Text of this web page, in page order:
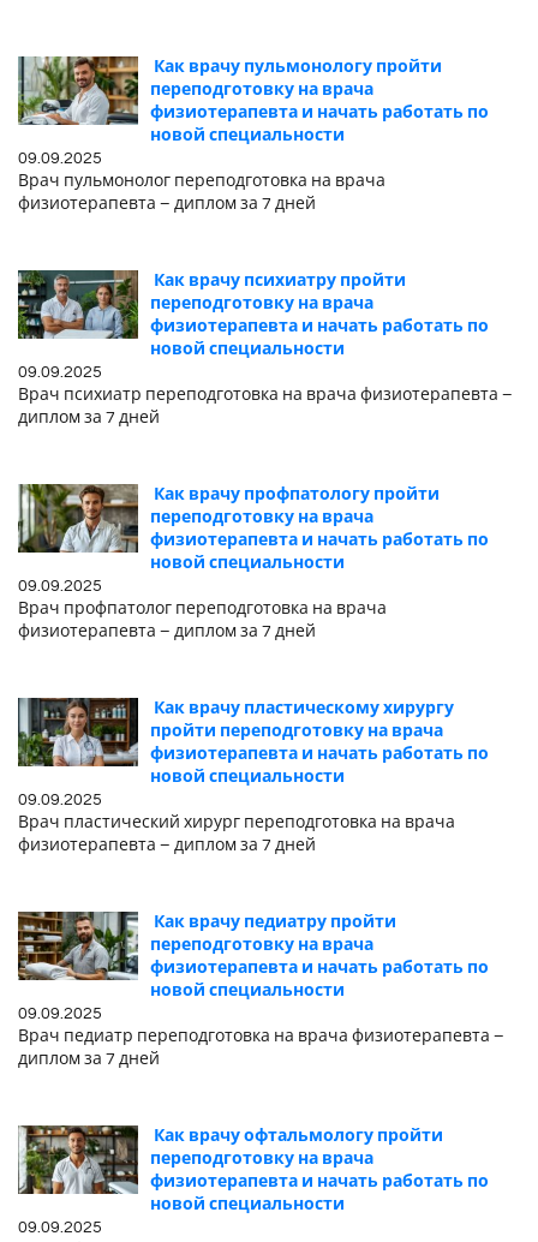
Как врачу пульмонологу пройти
переподготовку на врача
физиотерапевта и начать работать по
новой специальности
09.09.2025
Врач пульмонолог переподготовка на врача
физиотерапевта – диплом за 7 дней
Как врачу психиатру пройти
переподготовку на врача
физиотерапевта и начать работать по
новой специальности
09.09.2025
Врач психиатр переподготовка на врача физиотерапевта –
диплом за 7 дней
Как врачу профпатологу пройти
переподготовку на врача
физиотерапевта и начать работать по
новой специальности
09.09.2025
Врач профпатолог переподготовка на врача
физиотерапевта – диплом за 7 дней
Как врачу пластическому хирургу
пройти переподготовку на врача
физиотерапевта и начать работать по
новой специальности
09.09.2025
Врач пластический хирург переподготовка на врача
физиотерапевта – диплом за 7 дней
Как врачу педиатру пройти
переподготовку на врача
физиотерапевта и начать работать по
новой специальности
09.09.2025
Врач педиатр переподготовка на врача физиотерапевта –
диплом за 7 дней
Как врачу офтальмологу пройти
переподготовку на врача
физиотерапевта и начать работать по
новой специальности
09.09.2025